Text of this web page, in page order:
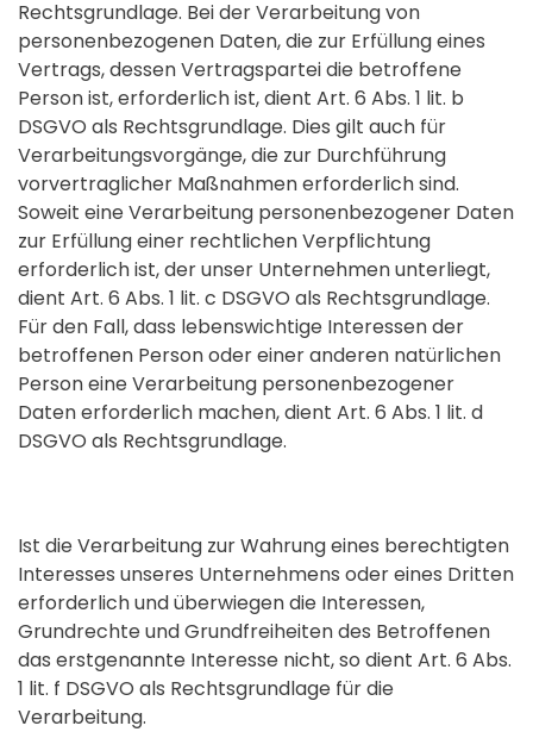
Rechtsgrundlage. Bei der Verarbeitung von
personenbezogenen Daten, die zur Erfüllung eines
Vertrags, dessen Vertragspartei die betroffene
Person ist, erforderlich ist, dient Art. 6 Abs. 1 lit. b
DSGVO als Rechtsgrundlage. Dies gilt auch für
Verarbeitungsvorgänge, die zur Durchführung
vorvertraglicher Maßnahmen erforderlich sind.
Soweit eine Verarbeitung personenbezogener Daten
zur Erfüllung einer rechtlichen Verpflichtung
erforderlich ist, der unser Unternehmen unterliegt,
dient Art. 6 Abs. 1 lit. c DSGVO als Rechtsgrundlage.
Für den Fall, dass lebenswichtige Interessen der
betroffenen Person oder einer anderen natürlichen
Person eine Verarbeitung personenbezogener
Daten erforderlich machen, dient Art. 6 Abs. 1 lit. d
DSGVO als Rechtsgrundlage.
Ist die Verarbeitung zur Wahrung eines berechtigten
Interesses unseres Unternehmens oder eines Dritten
erforderlich und überwiegen die Interessen,
Grundrechte und Grundfreiheiten des Betroffenen
das erstgenannte Interesse nicht, so dient Art. 6 Abs.
1 lit. f DSGVO als Rechtsgrundlage für die
Verarbeitung.